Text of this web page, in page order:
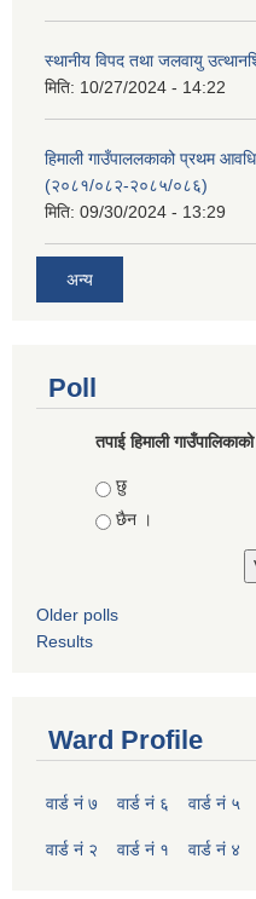
स्थानीय विपद तथा जलवायु
मिति: 10/27/2024 - 14:22
हिमाली गाउँपाललकाको प्रथम
(२०८१/०८२-२०८५/०८६)
मिति: 09/30/2024 - 13:29
अन्य
Poll
तपाई हिमाली
Choices
छु
छैन ।
Older polls
Results
Ward Profile
वार्ड नं ७ वार्ड नं ६ वार्ड नं ५
वार्ड नं २ वार्ड नं १ वार्ड नं ४